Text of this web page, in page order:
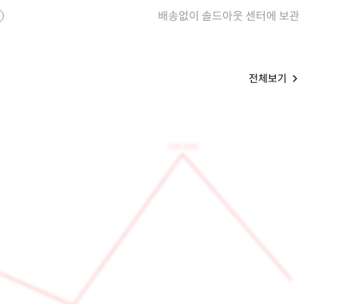
배송없이 솔드아웃 센터에 보관
전체보기